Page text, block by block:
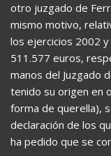
otro juzgado de
mismo motivo,
los ejercicios 2002
511.577 euros,
manos del Juzgado
tenido su origen en
forma de querella),
declaración de los
ha pedido que se